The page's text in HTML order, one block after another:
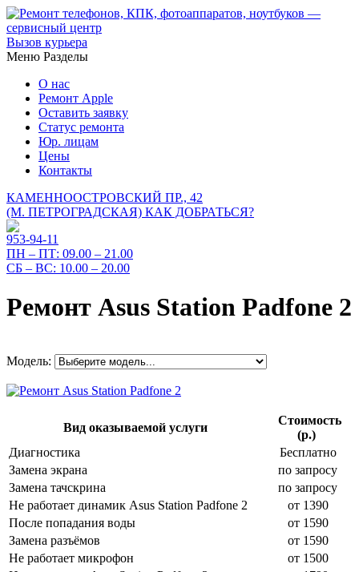
Вызов курьера
Меню Разделы
О нас
Ремонт Apple
Оставить заявку
Статус ремонта
Юр. лицам
Цены
Контакты
КАМЕННООСТРОВСКИЙ ПР., 42
(М. ПЕТРОГРАДСКАЯ) КАК ДОБРАТЬСЯ?
953-94-11
ПН – ПТ: 09.00 – 21.00
СБ – ВС: 10.00 – 20.00
Ремонт Asus Station Padfone 2
Модель:
Вид оказываемой услуги
Стоимость
(р.)
Диагностика
Бесплатно
Замена экрана
по запросу
Замена тачскрина
по запросу
Не работает динамик Asus Station Padfone 2
от 1390
После попадания воды
от 1590
Замена разъёмов
от 1590
Не работает микрофон
от 1500